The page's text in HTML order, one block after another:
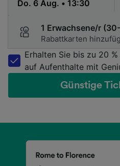
1 Erwachsene/r
Rabattkarten
Erhalten Sie bis zu 20
auf Aufenthalte mit
Günstige